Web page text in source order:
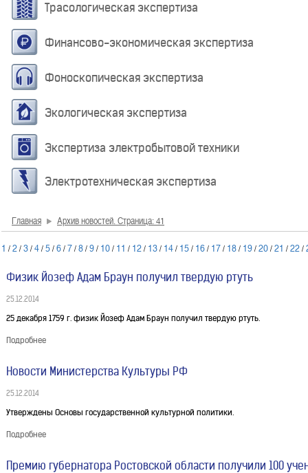
Трасологическая экспертиза
Финансово-экономическая экспертиза
Фоноскопическая экспертиза
Экологическая экспертиза
Экспертиза электробытовой техники
Электротехническая экспертиза
Главная Архив новостей. Страница: 41
1 /2/3/4/5/6/7/8/9/ 10/ 11 / 12/ 13/ 14/ 15/ 16/ 17/ 18/ 19/20/21 /22/
Физик Йозеф Адам Браун получил твердую ртуть
25.12.2014
25 декабря 1759 г. физик Йозеф Адам Браун получил твердую ртуть.
Подробнее
Новости Министерства Культуры РФ
25.12.2014
Утверждены Основы государственной культурной политики.
Подробнее
Премию губернатора Ростовской области получили 100